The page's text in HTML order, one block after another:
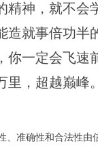
神，就不会
就事倍功半
一定会飞速
，超越巅峰。
准确性和合法性